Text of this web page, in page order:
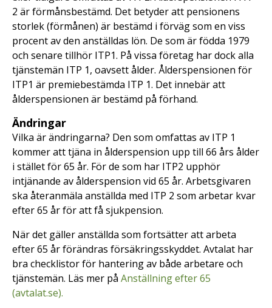
2 är förmånsbestämd. Det betyder att pensionens
storlek (förmånen) är bestämd i förväg som en viss
procent av den anställdas lön. De som är födda 1979
och senare tillhör ITP1. På vissa företag har dock alla
tjänstemän ITP 1, oavsett ålder. Ålderspensionen för
ITP1 är premiebestämda ITP 1. Det innebär att
ålderspensionen är bestämd på förhand.
Ändringar
Vilka är ändringarna? Den som omfattas av ITP 1
kommer att tjäna in ålderspension upp till 66 års ålder
i stället för 65 år. För de som har ITP2 upphör
intjänande av ålderspension vid 65 år. Arbetsgivaren
ska återanmäla anställda med ITP 2 som arbetar kvar
efter 65 år för att få sjukpension.
När det gäller anställda som fortsätter att arbeta
efter 65 år förändras försäkringsskyddet. Avtalat har
bra checklistor för hantering av både arbetare och
tjänstemän. Läs mer på Anställning efter 65
(avtalat.se).